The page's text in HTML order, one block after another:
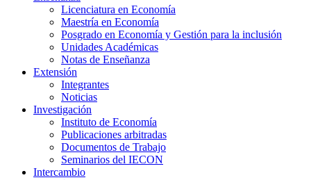
Licenciatura en Economía
Maestría en Economía
Posgrado en Economía y Gestión para la inclusión
Unidades Académicas
Notas de Enseñanza
Extensión
Integrantes
Noticias
Investigación
Instituto de Economía
Publicaciones arbitradas
Documentos de Trabajo
Seminarios del IECON
Intercambio